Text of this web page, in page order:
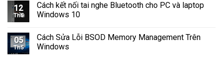
và
12
Th5
Cách kết nối tai nghe Bluetooth cho PC và laptop
Windows 10
05
Th5
Cách Sửa Lỗi BSOD Memory Management Trên
Windows